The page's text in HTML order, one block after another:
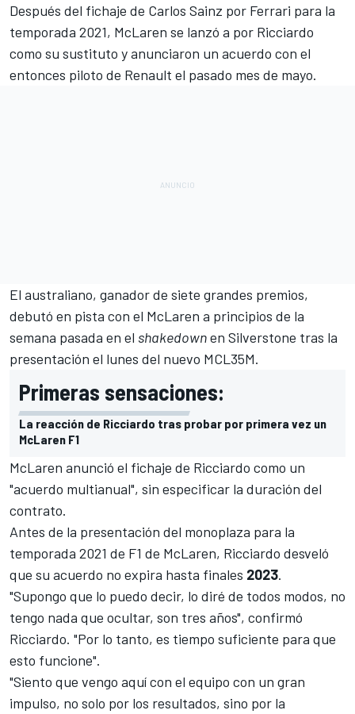
Después del fichaje de Carlos Sainz por Ferrari para la
temporada 2021, McLaren se lanzó a por Ricciardo
como su sustituto y anunciaron un acuerdo con el
entonces piloto de Renault el pasado mes de mayo.
El australiano, ganador de siete grandes premios,
debutó en pista con el McLaren a principios de la
semana pasada en el shakedownen Silverstone tras la
presentación el lunes del nuevo MCL35M.
Primeras sensaciones:
La reacción de Ricciardo tras probar por primera vez un
McLaren F1
McLaren anunció el fichaje de Ricciardo como un
"acuerdo multianual", sin especificar la duración del
contrato.
Antes de la presentación del monoplaza para la
temporada 2021 de F1 de McLaren, Ricciardo desveló
que su acuerdo no expira hasta finales 2023.
"Supongo que lo puedo decir, lo diré de todos modos, no
tengo nada que ocultar, son tres años", confirmó
Ricciardo. "Por lo tanto, es tiempo suficiente para que
esto funcione".
"Siento que vengo aquí con el equipo con un gran
impulso, no solo por los resultados, sino por la